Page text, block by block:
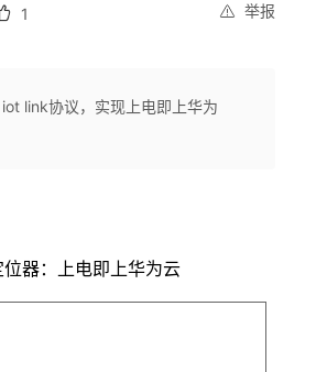
举报
1
link协议，实现上电即上华为
位器：上电即上华为云